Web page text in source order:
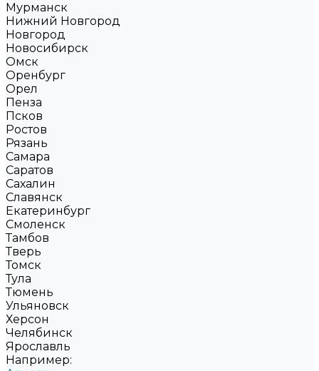
Мурманск
Нижний Новгород
Новгород
Новосибирск
Омск
Оренбург
Орел
Пенза
Псков
Ростов
Рязань
Самара
Саратов
Сахалин
Славянск
Екатеринбург
Смоленск
Тамбов
Тверь
Томск
Тула
Тюмень
Ульяновск
Херсон
Челябинск
Ярославль
Например: